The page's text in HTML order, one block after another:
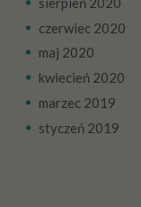
czerwiec 2020
maj 2020
kwiecień 2020
marzec 2019
styczeń 2019